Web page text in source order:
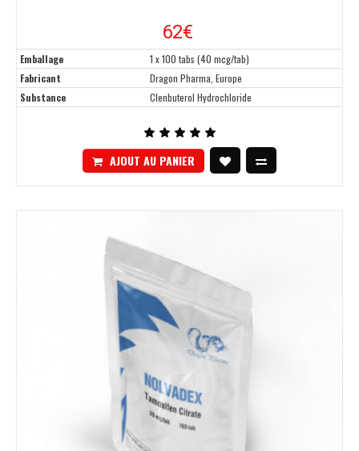
62€
Emballage
1 x 100 tabs (40 mcg/tab)
Fabricant
Dragon Pharma, Europe
Substance
Clenbuterol Hydrochloride
AJOUT AU PANIER